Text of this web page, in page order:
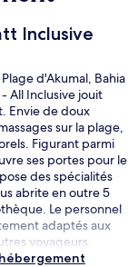
Inclusive
d'Akumal, Bahia
All Inclusive jouit
Envie de doux
sur la plage,
Figurant parmi
ses portes pour le
des spécialités
abrite en outre 5
Le personnel
adaptés aux
voyageurs.